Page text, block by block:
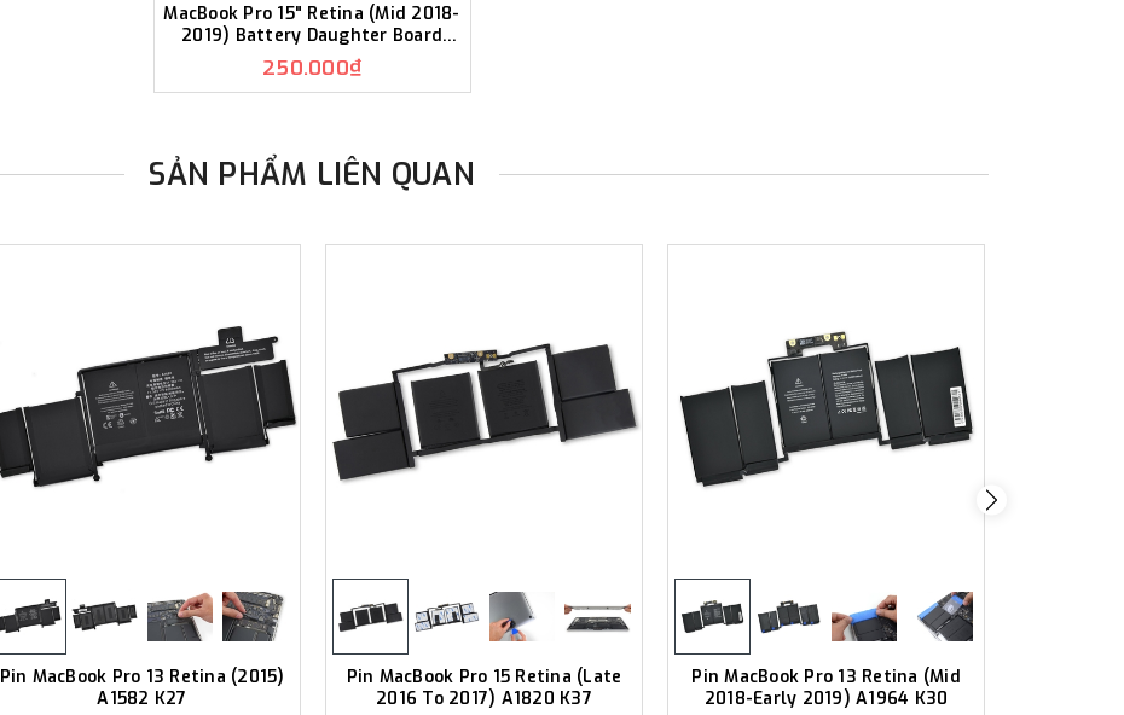
MacBook Pro 15" Retina (Mid 2018-
2019) Battery Daughter Board
Cable K43
250.000₫
SẢN PHẨM LIÊN QUAN
Pin MacBook Pro 13 Retina (2015)
A1582 K27
Pin MacBook Pro 15 Retina (Late
2016 To 2017) A1820 K37
Pin MacBook Pro 13 Retina (Mid
2018-Early 2019) A1964 K30